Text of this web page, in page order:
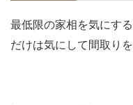
最低限の家相を気にする
だけは気にして間取り